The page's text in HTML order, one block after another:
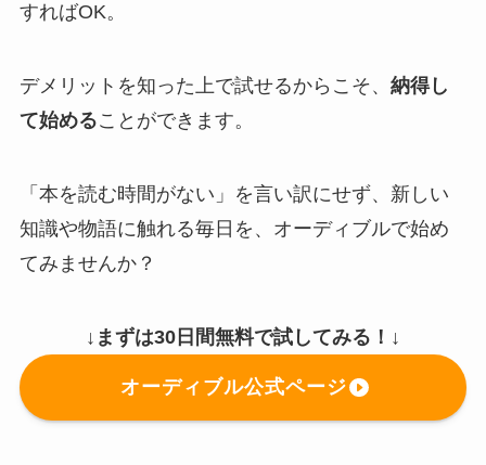
すればOK。
デメリットを知った上で試せるからこそ、 納得し
て始めることができます。
「本を読む時間がない」を言い訳にせず、新しい
知識や物語に触れる毎日を、オーディブルで始め
てみませんか？
↓まずは30日間無料で試してみる！↓
オーディブル公式ページ